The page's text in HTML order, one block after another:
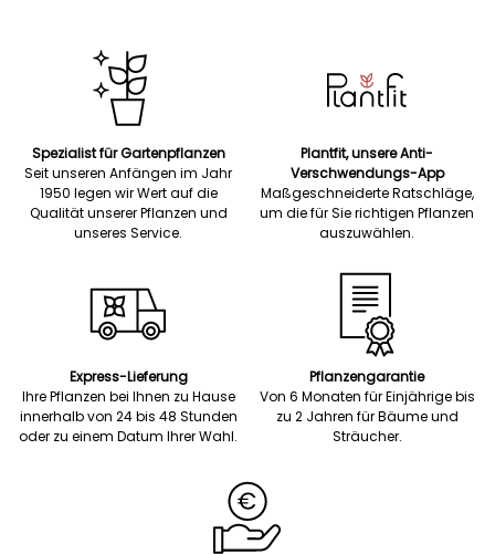
Spezialist für Gartenpflanzen
Seit unseren Anfängen im Jahr
1950 legen wir Wert auf die
Qualität unserer Pflanzen und
unseres Service.
Plantfit, unsere Anti-
Verschwendungs-App
Maßgeschneiderte Ratschläge,
um die für Sie richtigen Pflanzen
auszuwählen.
Express-Lieferung
Ihre Pflanzen bei Ihnen zu Hause
innerhalb von 24 bis 48 Stunden
oder zu einem Datum Ihrer Wahl.
Pflanzengarantie
Von 6 Monaten für Einjährige bis
zu 2 Jahren für Bäume und
Sträucher.